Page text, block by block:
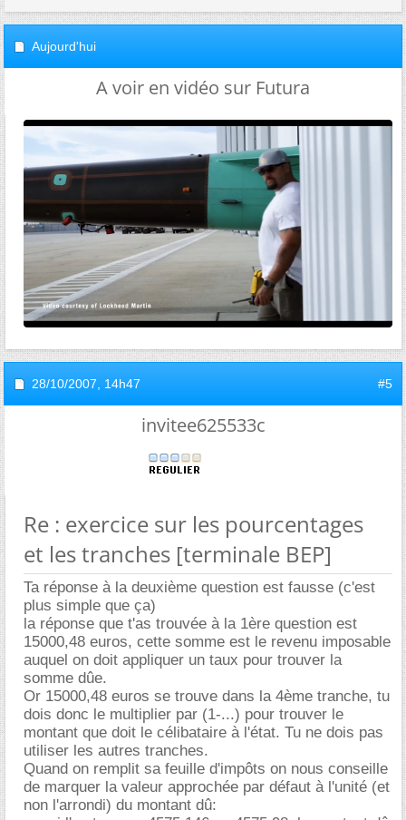
Aujourd'hui
A voir en vidéo sur Futura
28/10/2007, 14h47 #5
invitee625533c
Re : exercice sur les pourcentages
et les tranches [terminale BEP]
Ta réponse à la deuxième question est fausse (c'est
plus simple que ça)
la réponse que t'as trouvée à la 1ère question est
15000,48 euros, cette somme est le revenu imposable
auquel on doit appliquer un taux pour trouver la
somme dûe.
Or 15000,48 euros se trouve dans la 4ème tranche, tu
dois donc le multiplier par (1-...) pour trouver le
montant que doit le célibataire à l'état. Tu ne dois pas
utiliser les autres tranches.
Quand on remplit sa feuille d'impôts on nous conseille
de marquer la valeur approchée par défaut à l'unité (et
non l'arrondi) du montant dû: